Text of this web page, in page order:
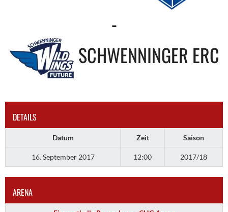
-
SCHWENNINGER ERC
DETAILS
Datum Zeit Saison
16. September 2017 12:00 2017/18
ARENA